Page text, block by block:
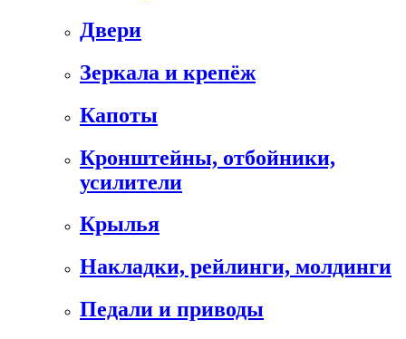
Двери
Зеркала и крепёж
Капоты
Кронштейны, отбойники,
усилители
Крылья
Накладки, рейлинги, молдинги
Педали и приводы